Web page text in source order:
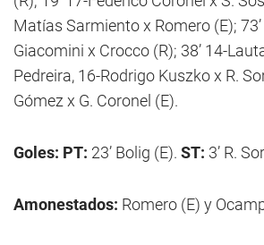
Matías Sarmiento x Romero (E);
Giacomini x Crocco (R); 38’ 14-
Pedreira, 16-Rodrigo Kuszko x R.
Gómez x G. Coronel (E).
Goles: PT: 23’ Bolig (E). ST: 3’ R.
Amonestados: Romero (E) y